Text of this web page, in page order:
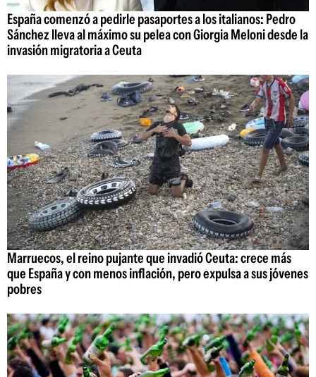
España comenzó a pedirle pasaportes a los italianos: Pedro
Sánchez lleva al máximo su pelea con Giorgia Meloni desde la
invasión migratoria a Ceuta
Marruecos, el reino pujante que invadió Ceuta: crece más
que España y con menos inflación, pero expulsa a sus jóvenes
pobres